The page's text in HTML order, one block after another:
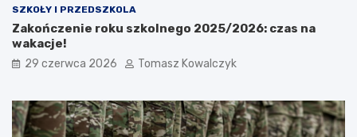
SZKOŁY I PRZEDSZKOLA
Zakończenie roku szkolnego 2025/2026: czas na
wakacje!
29 czerwca 2026 Tomasz Kowalczyk